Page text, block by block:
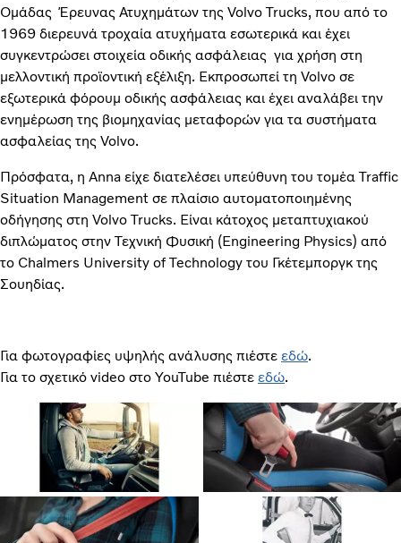
Ομάδας Έρευνας Ατυχημάτων της Volvo Trucks, που από το
1969 διερευνά τροχαία ατυχήματα εσωτερικά και έχει
συγκεντρώσει στοιχεία οδικής ασφάλειας για χρήση στη
μελλοντική προϊοντική εξέλιξη. Εκπροσωπεί τη Volvo σε
εξωτερικά φόρουμ οδικής ασφάλειας και έχει αναλάβει την
ενημέρωση της βιομηχανίας μεταφορών για τα συστήματα
ασφαλείας της Volvo.
Πρόσφατα, η Anna είχε διατελέσει υπεύθυνη του τομέα Traffic
Situation Management σε πλαίσιο αυτοματοποιημένης
οδήγησης στη Volvo Trucks. Είναι κάτοχος μεταπτυχιακού
διπλώματος στην Τεχνική Φυσική (Engineering Physics) από
το Chalmers University of Technology του Γκέτεμποργκ της
Σουηδίας.
Για φωτογραφίες υψηλής ανάλυσης πιέστε εδώ.
Για το σχετικό video στο YouTube πιέστε εδώ.